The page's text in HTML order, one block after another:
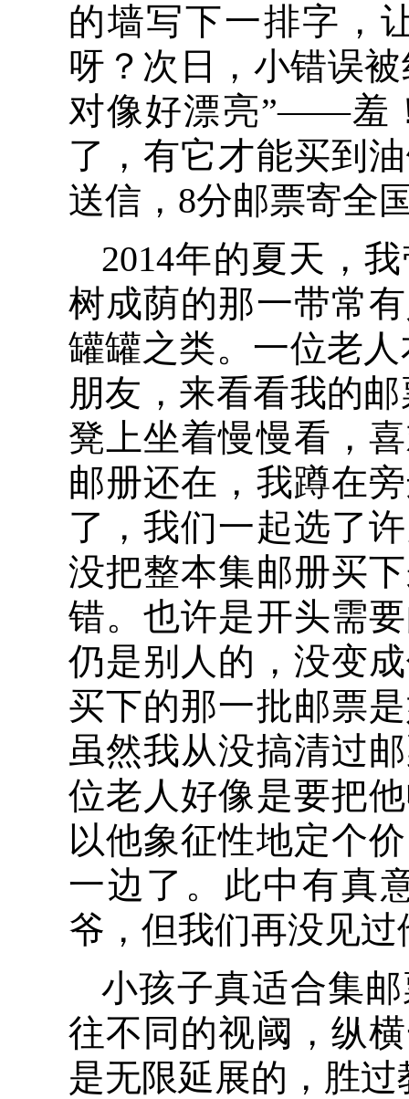
的墙写下一排字，
呀？次日，小错误
对像好漂亮”——羞
了，有它才能买到
送信，8分邮票寄全
2014年的夏天，
树成荫的那一带常
罐罐之类。一位老
朋友，来看看我的
凳上坐着慢慢看，
邮册还在，我蹲在
了，我们一起选了
没把整本集邮册买
错。也许是开头需
仍是别人的，没变
买下的那一批邮票
虽然我从没搞清过
位老人好像是要把
以他象征性地定个
一边了。此中有真
爷，但我们再没见过
小孩子真适合集
往不同的视阈，纵
是无限延展的，胜过